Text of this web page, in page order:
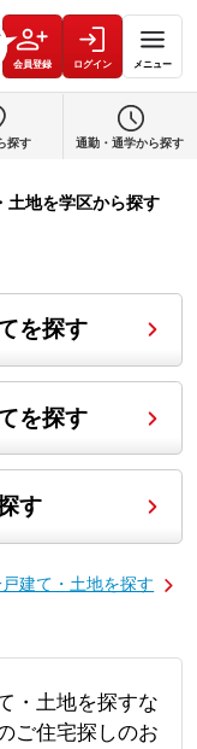
会員登録 ログイン メニュー
探す 通勤・通学から探す
土地を学区から探す
を探す
を探す
す
建て・土地を探す
・土地を探すな
ご住宅探しのお